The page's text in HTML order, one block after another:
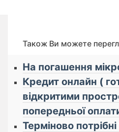
Також Ви можете
На погашення
Кредит онлайн (
відкритими
попередньої
Терміново